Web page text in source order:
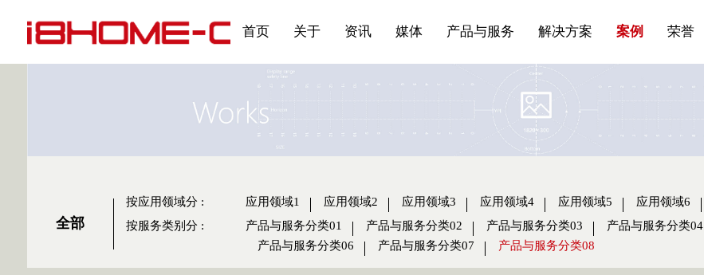
首页 关于
资讯
媒体
刊物专题三
产品与服务
产品&服务系列一 | 第02条
解决方案
案例
应用领域7
荣誉
全部
按应用领域分 : 应用领域1 应用领域2 应用领域3 应用领域4 应用领域5 应用领域6
按服务类别分 : 产品与服务分类01 产品与服务分类02 产品与服务分类03 产品与服务分类04
产品与服务分类06
产品与服务分类07 产品与服务分类08